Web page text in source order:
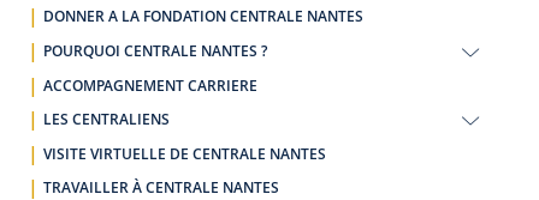
DONNER A LA FONDATION CENTRALE NANTES
POURQUOI CENTRALE NANTES ?
ACCOMPAGNEMENT CARRIERE
LES CENTRALIENS
VISITE VIRTUELLE DE CENTRALE NANTES
TRAVAILLER À CENTRALE NANTES